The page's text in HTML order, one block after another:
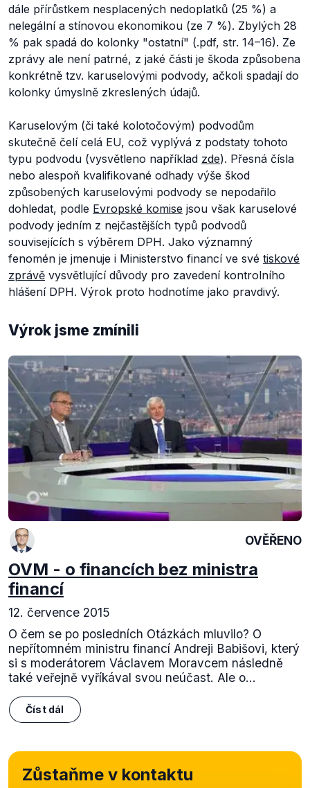
dále přírůstkem nesplacených nedoplatků (25 %) a
nelegální a stínovou ekonomikou (ze 7 %). Zbylých 28
% pak spadá do kolonky "ostatní" (.pdf, str. 14–16). Ze
zprávy ale není patrné, z jaké části je škoda způsobena
konkrétně tzv. karuselovými podvody, ačkoli spadají do
kolonky úmyslně zkreslených údajů.
Karuselovým (či také kolotočovým) podvodům
skutečně čelí celá EU, což vyplývá z podstaty tohoto
typu podvodu (vysvětleno například zde). Přesná čísla
nebo alespoň kvalifikované odhady výše škod
způsobených karuselovými podvody se nepodařilo
dohledat, podle Evropské komise jsou však karuselové
podvody jedním z nejčastějších typů podvodů
souvisejících s výběrem DPH. Jako významný
fenomén je jmenuje i Ministerstvo financí ve své tiskové
zprávě vysvětlující důvody pro zavedení kontrolního
hlášení DPH. Výrok proto hodnotíme jako pravdivý.
Výrok jsme zmínili
OVĚŘENO
OVM - o financích bez ministra
financí
12. července 2015
O čem se po posledních Otázkách mluvilo? O
nepřítomném ministru financí Andreji Babišovi, který
si s moderátorem Václavem Moravcem následně
také veřejně vyříkával svou neúčast. Ale o...
Číst dál
Zůstaňme v kontaktu